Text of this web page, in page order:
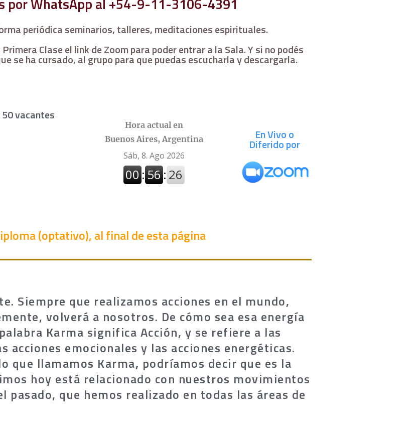
periódica seminarios, talleres, meditaciones espirituales.
Clase el link de Zoom para poder entrar a la Sala. Y si no podés
se ha cursado, al grupo para que puedas escucharla y descargarla.
vacantes
Hora actual en
Buenos Aires, Argentina
En Vivo o
Diferido por
(optativo), al final de esta página
Siempre que realizamos acciones en el mundo,
volverá a nosotros. De cómo sea esa energía
Karma significa Acción, y se refiere a las
acciones emocionales y las acciones energéticas.
que llamamos Karma, podríamos decir que es la
hoy está relacionado con nuestros movimientos
que hemos realizado en todas las áreas de